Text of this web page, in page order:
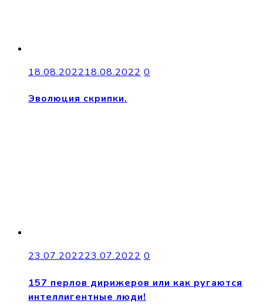
18.08.202218.08.2022 0
Эволюция скрипки.
23.07.202223.07.2022 0
157 перлов дирижеров или как ругаются
интеллигентные люди!